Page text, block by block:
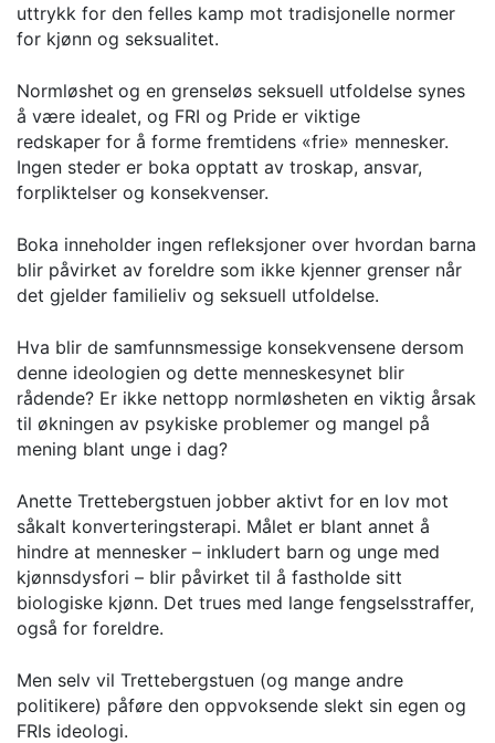
uttrykk for den felles kamp mot tradisjonelle normer
for kjønn og seksualitet.
Normløshet og en grenseløs seksuell utfoldelse synes
å være idealet, og FRI og Pride er viktige
redskaper for å forme fremtidens «frie» mennesker.
Ingen steder er boka opptatt av troskap, ansvar,
forpliktelser og konsekvenser.
Boka inneholder ingen refleksjoner over hvordan barna
blir påvirket av foreldre som ikke kjenner grenser når
det gjelder familieliv og seksuell utfoldelse.
Hva blir de samfunnsmessige konsekvensene dersom
denne ideologien og dette menneskesynet blir
rådende? Er ikke nettopp normløsheten en viktig årsak
til økningen av psykiske problemer og mangel på
mening blant unge i dag?
Anette Trettebergstuen jobber aktivt for en lov mot
såkalt konverteringsterapi. Målet er blant annet å
hindre at mennesker – inkludert barn og unge med
kjønnsdysfori – blir påvirket til å fastholde sitt
biologiske kjønn. Det trues med lange fengselsstraffer,
også for foreldre.
Men selv vil Trettebergstuen (og mange andre
politikere) påføre den oppvoksende slekt sin egen og
FRIs ideologi.